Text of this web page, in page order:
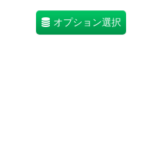
オプション選択